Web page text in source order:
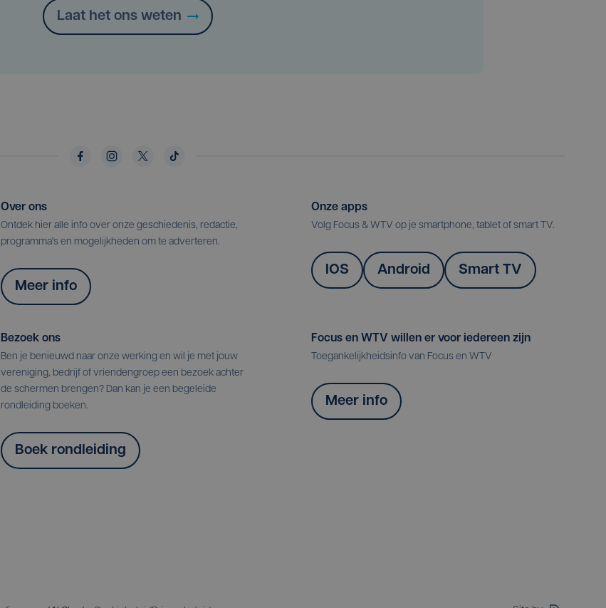
Laat het ons weten
Over ons
Ontdek hier alle info over onze geschiedenis, redactie,
programma's en mogelijkheden om te adverteren.
Meer info
Onze apps
Volg Focus & WTV op je smartphone, tablet of smart TV.
IOS Android Smart TV
Bezoek ons
Ben je benieuwd naar onze werking en wil je met jouw
vereniging, bedrijf of vriendengroep een bezoek achter
de schermen brengen? Dan kan je een begeleide
rondleiding boeken.
Boek rondleiding
Focus en WTV willen er voor iedereen zijn
Toegankelijkheidsinfo van Focus en WTV
Meer info